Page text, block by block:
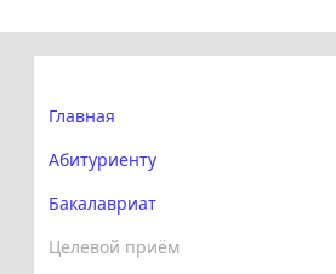
Главная
Абитуриенту
Бакалавриат
Целевой приём